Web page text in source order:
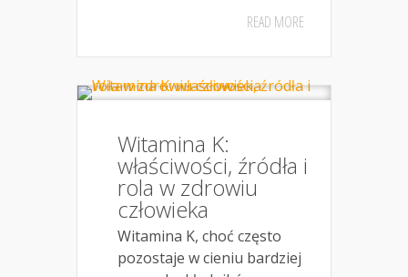
READ MORE
Witamina K:
właściwości, źródła i
rola w zdrowiu
człowieka
Witamina K, choć często
pozostaje w cieniu bardziej